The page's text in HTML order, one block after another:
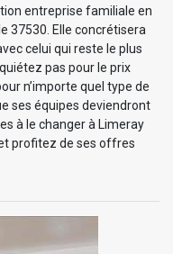
entreprise familiale en
37530. Elle concrétisera
celui qui reste le plus
pas pour le prix
n’importe quel type de
ses équipes deviendront
à le changer à Limeray
profitez de ses offres